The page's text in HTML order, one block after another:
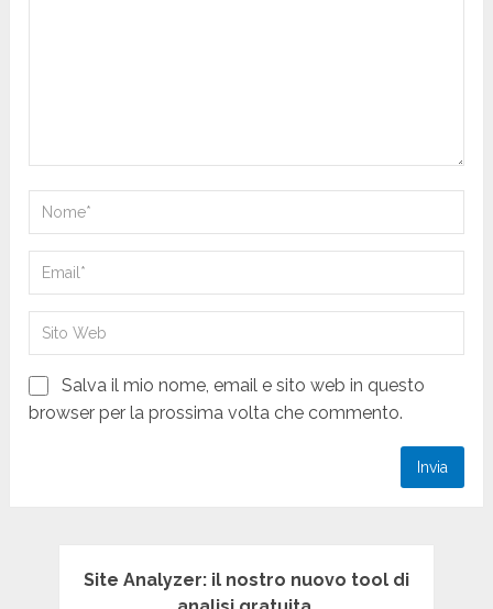
Salva il mio nome, email e sito web in questo
browser per la prossima volta che commento.
Site Analyzer: il nostro nuovo tool di